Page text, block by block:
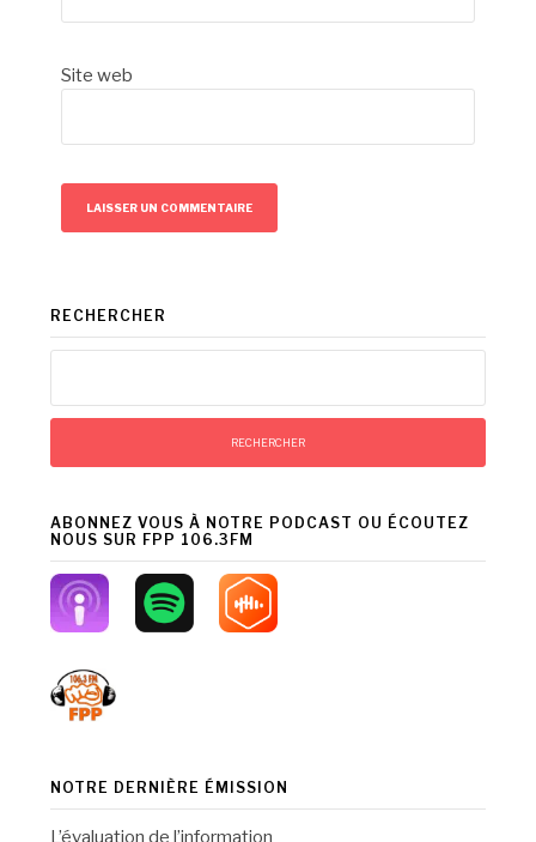
Site web
RECHERCHER
ABONNEZ VOUS À NOTRE PODCAST OU ÉCOUTEZ
NOUS SUR FPP 106.3FM
NOTRE DERNIÈRE ÉMISSION
L’évaluation de l’information